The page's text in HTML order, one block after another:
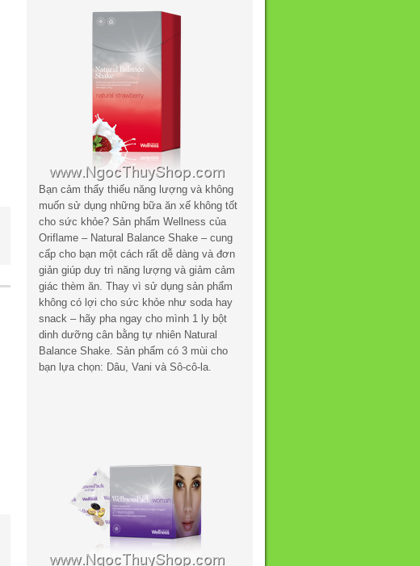
Bạn cảm thấy thiếu năng lượng và không
muốn sử dụng những bữa ăn xế không tốt
cho sức khỏe? Sản phẩm Wellness của
Oriflame – Natural Balance Shake – cung
cấp cho bạn một cách rất dễ dàng và đơn
giản giúp duy trì năng lượng và giảm cảm
giác thèm ăn. Thay vì sử dụng sản phẩm
không có lợi cho sức khỏe như soda hay
snack – hãy pha ngay cho mình 1 ly bột
dinh dưỡng cân bằng tự nhiên Natural
Balance Shake. Sản phẩm có 3 mùi cho
bạn lựa chọn: Dâu, Vani và Sô-cô-la.